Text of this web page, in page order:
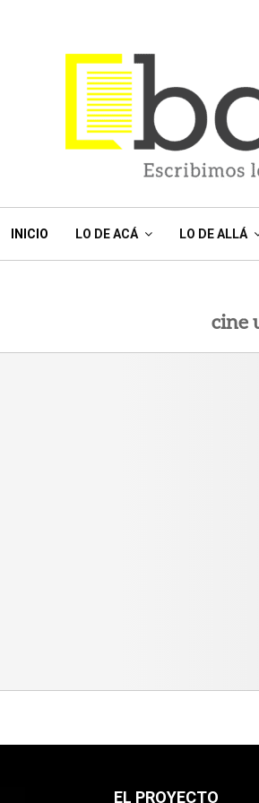
INICIO LO DE ACÁ LO DE ALLÁ
cine
EL PROYECTO